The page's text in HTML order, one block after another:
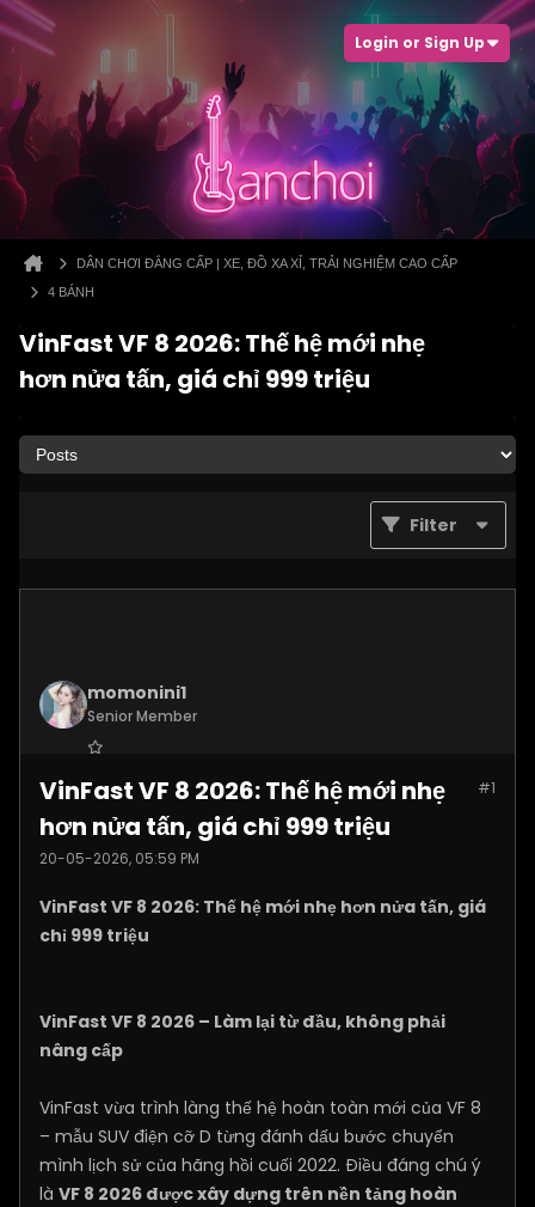
Login or Sign Up
DÂN CHƠI ĐẲNG CẤP | XE, ĐỒ XA XỈ, TRẢI NGHIỆM CAO CẤP
4 BÁNH
VinFast VF 8 2026: Thế hệ mới nhẹ
hơn nửa tấn, giá chỉ 999 triệu
Filter
momonini1
Senior Member
Posts: 5399 #1
VinFast VF 8 2026: Thế hệ mới nhẹ
hơn nửa tấn, giá chỉ 999 triệu
20-05-2026, 05:59 PM
VinFast VF 8 2026: Thế hệ mới nhẹ hơn nửa tấn, giá
chỉ 999 triệu
VinFast VF 8 2026 – Làm lại từ đầu, không phải
nâng cấp
VinFast vừa trình làng thế hệ hoàn toàn mới của VF 8
– mẫu SUV điện cỡ D từng đánh dấu bước chuyển
mình lịch sử của hãng hồi cuối 2022. Điều đáng chú ý
là VF 8 2026 được xây dựng trên nền tảng hoàn